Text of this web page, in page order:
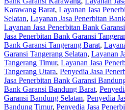
Karawang Barat, Layanan Jasa
Selatan, Layanan Jasa Penerbitan
Layanan Jasa Penerbitan Bank
Jasa Penerbitan Bank Garansi
Bank Garansi Tangerang Barat,
Garansi Tangerang Selatan, Layanan
Tangerang Timur, Layanan Jasa
Tangerang Utara, Penyedia Jasa
Jasa Penerbitan Bank Garansi
Bank Garansi Bandung Barat,
Garansi Bandung Selatan, Penyedia
Bandung Timur, Penyedia Jasa